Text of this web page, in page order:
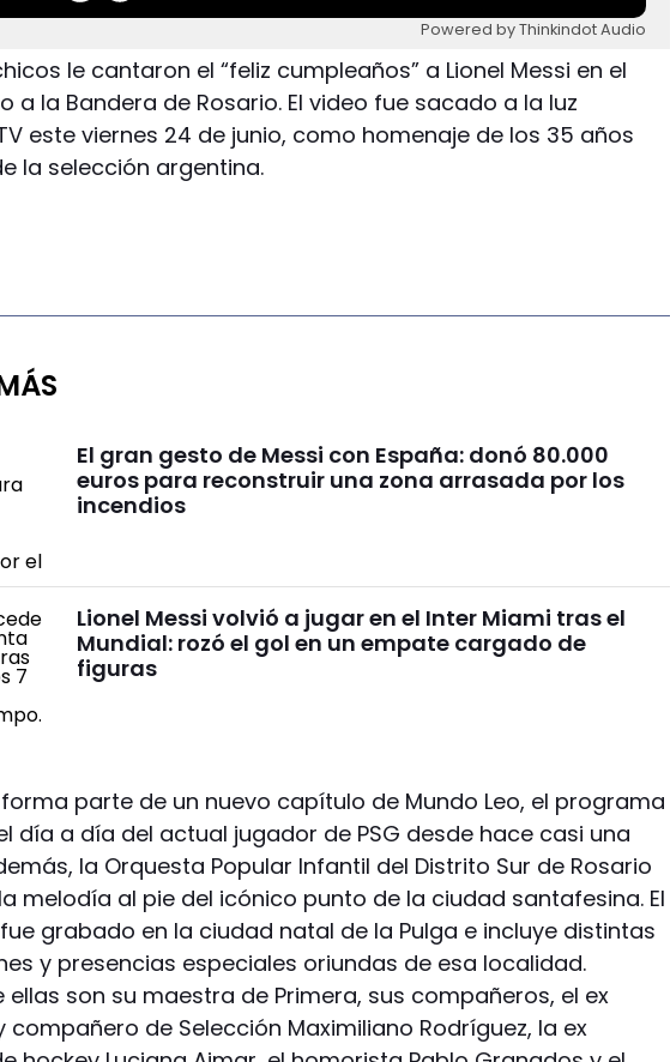
Powered by Thinkindot Audio
le cantaron el “feliz cumpleaños” a Lionel Messi en el
a la Bandera de Rosario. El video fue sacado a la luz
este viernes 24 de junio, como homenaje de los 35 años
la selección argentina.
El gran gesto de Messi con España: donó 80.000
euros para reconstruir una zona arrasada por los
incendios
Lionel Messi volvió a jugar en el Inter Miami tras el
Mundial: rozó el gol en un empate cargado de
figuras
parte de un nuevo capítulo de Mundo Leo, el programa
día a día del actual jugador de PSG desde hace casi una
la Orquesta Popular Infantil del Distrito Sur de Rosario
melodía al pie del icónico punto de la ciudad santafesina. El
grabado en la ciudad natal de la Pulga e incluye distintas
y presencias especiales oriundas de esa localidad.
ellas son su maestra de Primera, sus compañeros, el ex
compañero de Selección Maximiliano Rodríguez, la ex